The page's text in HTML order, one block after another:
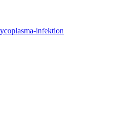
infektion